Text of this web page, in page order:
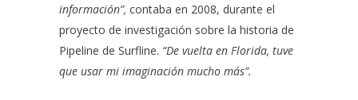
información”, contaba en 2008, durante el
proyecto de investigación sobre la historia de
Pipeline de Surfline. “De vuelta en Florida, tuve
que usar mi imaginación mucho más”.